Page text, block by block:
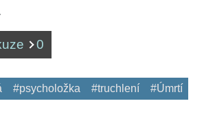
0
#psycholožka #truchlení
#Úmrtí